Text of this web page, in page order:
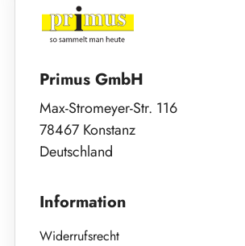
Primus GmbH
Max-Stromeyer-Str. 116
78467 Konstanz
Deutschland
Information
Widerrufsrecht